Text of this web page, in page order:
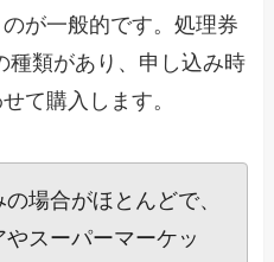
が一般的です。処理券
種類があり、申し込み時
て購入します。
場合がほとんどで、
スーパーマーケッ